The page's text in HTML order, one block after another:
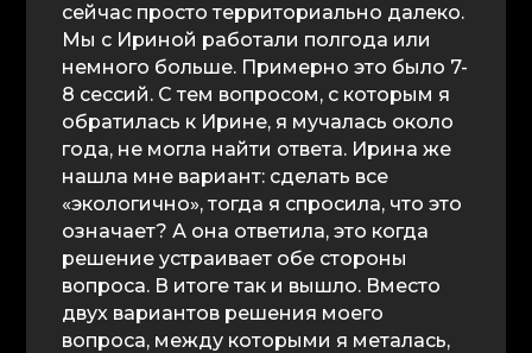
сейчас просто территориально далеко.
Мы с Ириной работали полгода или
немного больше. Примерно это было 7-
8 сессий. С тем вопросом, с которым я
обратилась к Ирине, я мучалась около
года, не могла найти ответа. Ирина же
нашла мне вариант: сделать все
«экологично», тогда я спросила, что это
означает? А она ответила, это когда
решение устраивает обе стороны
вопроса. В итоге так и вышло. Вместо
двух вариантов решения моего
вопроса, между которыми я металась,